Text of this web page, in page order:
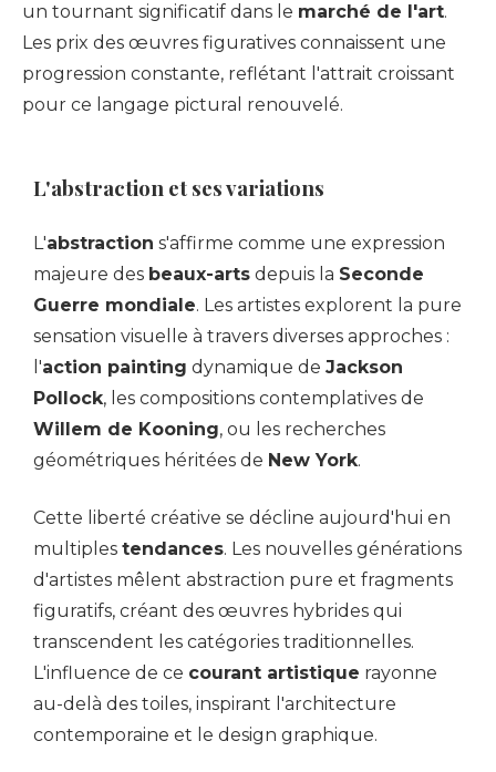
un tournant significatif dans le marché de l'art.
Les prix des œuvres figuratives connaissent une
progression constante, reflétant l'attrait croissant
pour ce langage pictural renouvelé.
L'abstraction et ses variations
L'abstraction s'affirme comme une expression
majeure des beaux-arts depuis la Seconde
Guerre mondiale. Les artistes explorent la pure
sensation visuelle à travers diverses approches :
l'action painting dynamique de Jackson
Pollock, les compositions contemplatives de
Willem de Kooning, ou les recherches
géométriques héritées de New York.
Cette liberté créative se décline aujourd'hui en
multiples tendances. Les nouvelles générations
d'artistes mêlent abstraction pure et fragments
figuratifs, créant des œuvres hybrides qui
transcendent les catégories traditionnelles.
L'influence de ce courant artistique rayonne
au-delà des toiles, inspirant l'architecture
contemporaine et le design graphique.